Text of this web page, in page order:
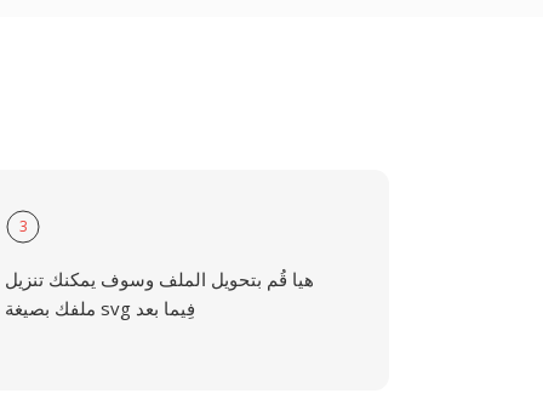
3
هيا قُم بتحويل الملف وسوف يمكنك تنزيل
ملفك بصيغة svg فِيما بعد